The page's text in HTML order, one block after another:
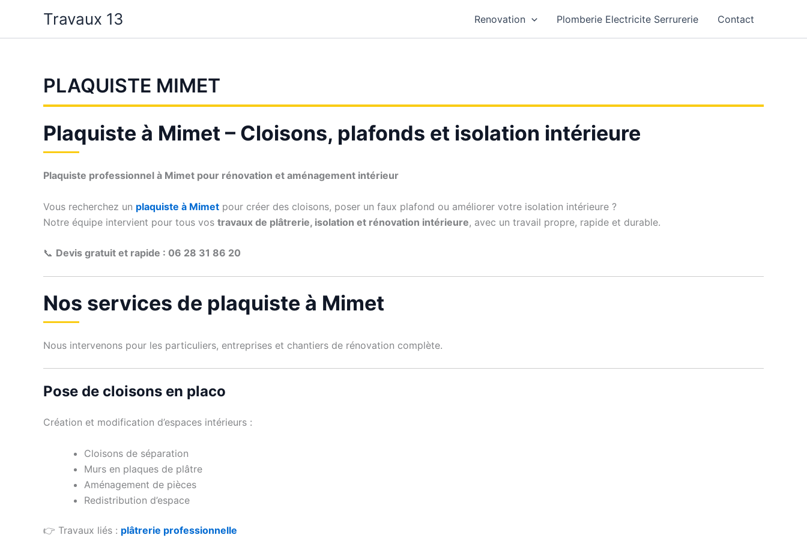
contenu
Travaux 13 Renovation Plomberie Electricite Serrurerie Contact
PLAQUISTE MIMET
Plaquiste à Mimet – Cloisons, plafonds et isolation intérieure
Plaquiste professionnel à Mimet pour rénovation et aménagement intérieur
Vous recherchez un plaquiste à Mimet pour créer des cloisons, poser un faux plafond ou améliorer votre isolation intérieure ?
Notre équipe intervient pour tous vos travaux de plâtrerie, isolation et rénovation intérieure, avec un travail propre, rapide et durable.
📞 Devis gratuit et rapide : 06 28 31 86 20
Nos services de plaquiste à Mimet
Nous intervenons pour les particuliers, entreprises et chantiers de rénovation complète.
Pose de cloisons en placo
Création et modification d’espaces intérieurs :
Cloisons de séparation
Murs en plaques de plâtre
Aménagement de pièces
Redistribution d’espace
👉 Travaux liés : plâtrerie professionnelle